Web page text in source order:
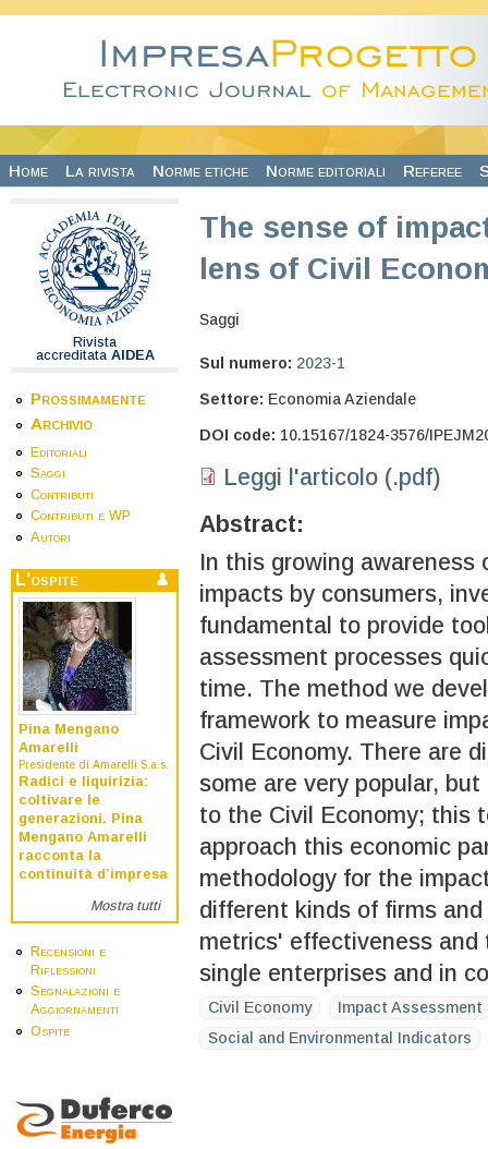
Home La rivista Norme etiche Norme editoriali Referee
Rivista
accreditata AIDEA
Prossimamente
Archivio
Editoriali
Saggi
Contributi
Contributi e WP
Autori
L'ospite
Pina Mengano
Amarelli
Presidente di Amarelli S.a.s.
Radici e liquirizia:
coltivare le
generazioni. Pina
Mengano Amarelli
racconta la
continuità d’impresa
Mostra tutti
Recensioni e
Riflessioni
Segnalazioni e
Aggiornamenti
Ospite
The sense of
lens of Civil
Saggi
Sul numero: 2023-1
Settore: Economia Aziendale
DOI code: 10.15167/1824-3576/
Leggi l'articolo (.pdf)
Abstract:
In this growing awareness
impacts by consumers,
fundamental to provide
assessment processes
time. The method we
framework to measure
Civil Economy. There are
some are very popular,
to the Civil Economy; this
approach this economic
methodology for the
different kinds of firms
metrics' effectiveness
single enterprises and in
Civil Economy
Impact Assessment
Social and Environmental Indicators